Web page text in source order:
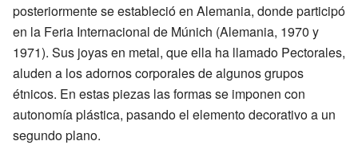
posteriormente se estableció en Alemania, donde participó
en la Feria Internacional de Múnich (Alemania, 1970 y
1971). Sus joyas en metal, que ella ha llamado Pectorales,
aluden a los adornos corporales de algunos grupos
étnicos. En estas piezas las formas se imponen con
autonomía plástica, pasando el elemento decorativo a un
segundo plano.